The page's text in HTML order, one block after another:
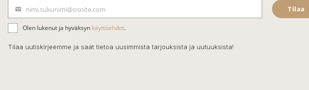
ä
h
k
nimi.sukunimi@osoite.com Tilaa
Olen lukenut ja hyväksyn käyttöehdot.
Tilaa uutiskirjeemme ja saat tietoa uusimmista tarjouksista ja uutuuksista!